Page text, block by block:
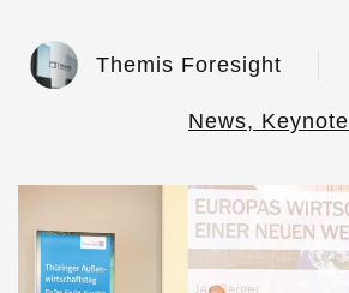
Themis Foresight
News, Keynote